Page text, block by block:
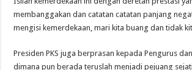
membanggakan dan catatan catatan panjang
mengisi kemerdekaan, mari kita buang dan tidak
Presiden PKS juga berprasan kepada Pengurus
dimana pun berada teruslah menjadi pejuang